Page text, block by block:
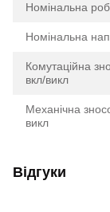
Номінальна
Номінальна
Комутаційна
вкл/викл
Механічна
викл
Відгуки